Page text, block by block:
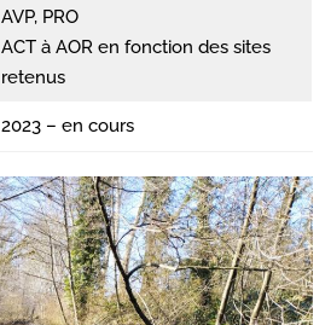
AVP, PRO
ACT à AOR en fonction des sites
retenus
2023 – en cours